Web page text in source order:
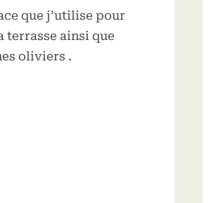
que j’utilise pour
terrasse ainsi que
oliviers .